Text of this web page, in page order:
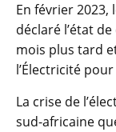
En février 2023,
déclaré l’état
mois plus tard
l’Électricité
La crise de
sud-africaine